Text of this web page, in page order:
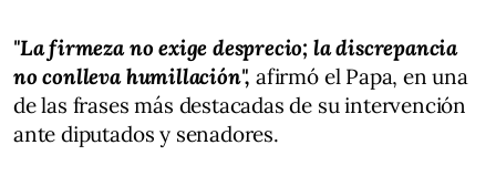
"La firmeza no exige desprecio; la discrepancia
no conlleva humillación", afirmó el Papa, en una
de las frases más destacadas de su intervención
ante diputados y senadores.